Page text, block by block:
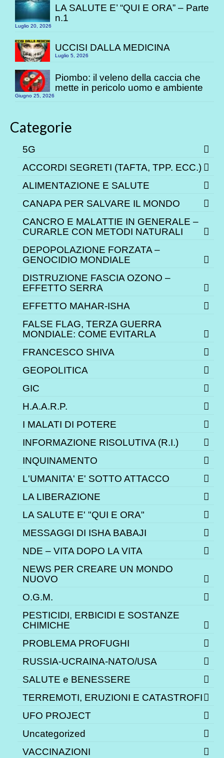
LA SALUTE E’ “QUI E ORA” – Parte
n.1
Luglio 20, 2026
UCCISI DALLA MEDICINA
Luglio 5, 2026
Piombo: il veleno della caccia che
mette in pericolo uomo e ambiente
Giugno 25, 2026
Categorie
5G
ACCORDI SEGRETI (TAFTA, TPP. ECC.)
ALIMENTAZIONE E SALUTE
CANAPA PER SALVARE IL MONDO
CANCRO E MALATTIE IN GENERALE –
CURARLE CON METODI NATURALI
DEPOPOLAZIONE FORZATA –
GENOCIDIO MONDIALE
DISTRUZIONE FASCIA OZONO –
EFFETTO SERRA
EFFETTO MAHAR-ISHA
FALSE FLAG, TERZA GUERRA
MONDIALE: COME EVITARLA
FRANCESCO SHIVA
GEOPOLITICA
GIC
H.A.A.R.P.
I MALATI DI POTERE
INFORMAZIONE RISOLUTIVA (R.I.)
INQUINAMENTO
L'UMANITA' E' SOTTO ATTACCO
LA LIBERAZIONE
LA SALUTE E' "QUI E ORA"
MESSAGGI DI ISHA BABAJI
NDE – VITA DOPO LA VITA
NEWS PER CREARE UN MONDO
NUOVO
O.G.M.
PESTICIDI, ERBICIDI E SOSTANZE
CHIMICHE
PROBLEMA PROFUGHI
RUSSIA-UCRAINA-NATO/USA
SALUTE e BENESSERE
TERREMOTI, ERUZIONI E CATASTROFI
UFO PROJECT
Uncategorized
VACCINAZIONI